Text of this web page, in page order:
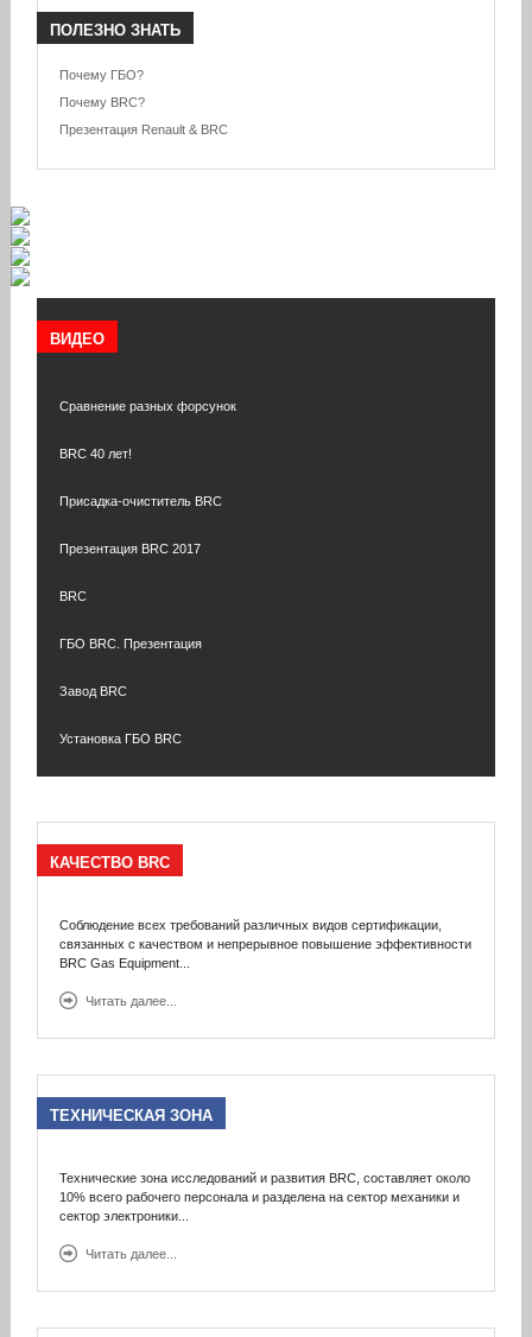
ПОЛЕЗНО ЗНАТЬ
Почему ГБО?
Почему BRC?
Презентация Renault & BRC
ВИДЕО
Сравнение разных форсунок
BRC 40 лет!
Присадка-очиститель BRC
Презентация BRC 2017
BRC
ГБО BRC. Презентация
Завод BRC
Установка ГБО BRC
КАЧЕСТВО BRC
Соблюдение всех требований различных видов сертификации,
связанных с качеством и непрерывное повышение эффективности
BRC Gas Equipment...
Читать далее...
ТЕХНИЧЕСКАЯ ЗОНА
Технические зона исследований и развития BRC, составляет около
10% всего рабочего персонала и разделена на сектор механики и
сектор электроники...
Читать далее...